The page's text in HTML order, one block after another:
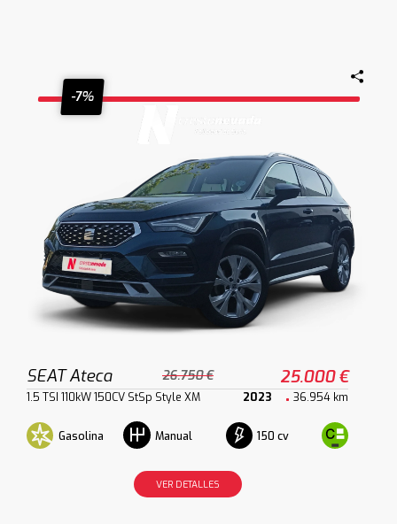
-7%
SEAT Ateca 26.750 € 25.000 €
1.5 TSI 110kW 150CV StSp Style XM 2023 36.954 km
Gasolina Manual 150 cv
VER DETALLES